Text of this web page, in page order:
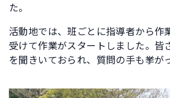
た。
活動地では、班ごとに指導者から作
受けて作業がスタートしました。皆
を聞きいておられ、質問の手も挙が